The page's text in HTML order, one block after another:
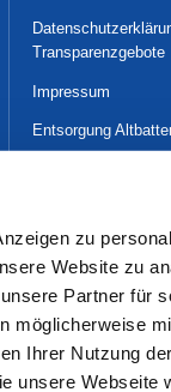
zu
Website zu
Partner für
möglicherweise
Ihrer Nutzung
unsere Webseite
Transparenzgebote
Impressum
Entsorgung
Gender-Hinweis